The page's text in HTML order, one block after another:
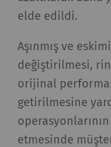
elde edildi.
Aşınmış ve
değiştirilmesi,
orijinal
getirilmesine
etmesinde
tanımlama bilgileri
bir kullanıcıyla
taraf
Ad ve
soyadı
Amaç
_ga
Eşsiz